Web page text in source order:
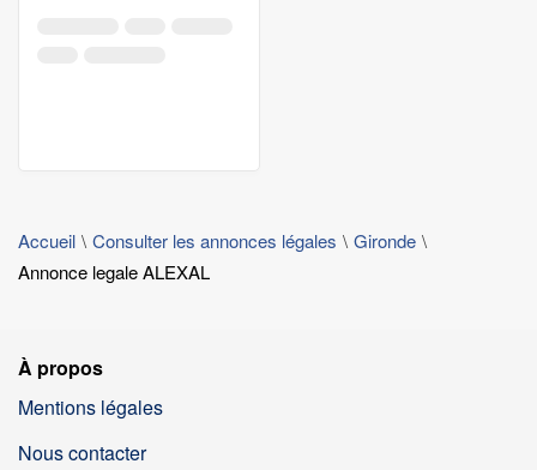
Accueil Consulter les annonces légales
Gironde
Annonce legale ALEXAL
À propos
Mentions légales
Nous contacter